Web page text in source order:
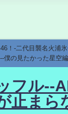
！-二代目襲名火浦
僕の見たかった星空
フル--
止まら